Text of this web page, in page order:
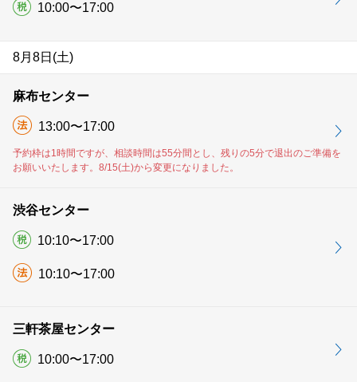
10:00〜17:00
8月8日(土)
麻布センター
13:00〜17:00
予約枠は1時間ですが、相談時間は55分間とし、残りの5分で退出のご準備を
お願いいたします。8/15(土)から変更になりました。
渋谷センター
10:10〜17:00
10:10〜17:00
三軒茶屋センター
10:00〜17:00